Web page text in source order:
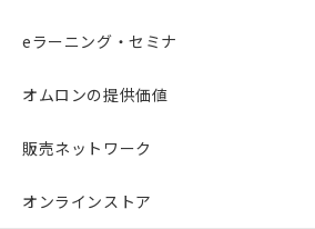
eラーニング・セミナ
オムロンの提供価値
販売ネットワーク
オンラインストア